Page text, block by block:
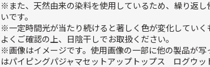
※また、天然由来の染料を使用しているため、繰り返し
いです。
※一定時間光が当たり続けると著しく色が変化していく
よくご確認の上、日陰干しでお取扱ください。
※画像はイメージです。使用画像の一部に他の製品が写
はパイピングパジャマセットアップトップス ログウ